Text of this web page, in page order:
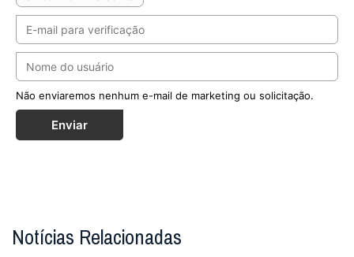
Não enviaremos nenhum e-mail de marketing ou solicitação.
Enviar
Notícias Relacionadas